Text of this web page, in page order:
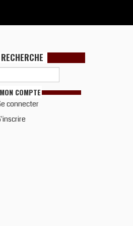
RECHERCHE
MON COMPTE
connecter